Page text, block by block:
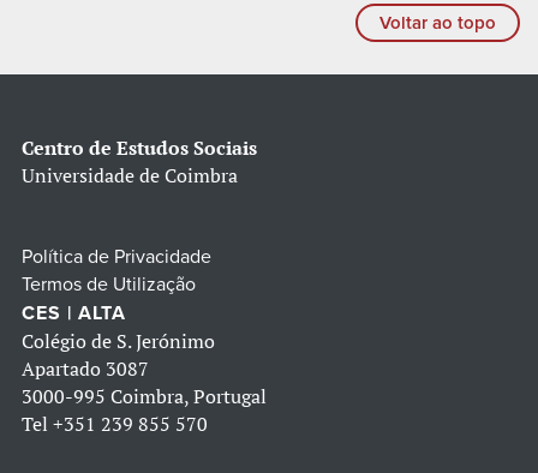
Voltar ao topo
Centro de Estudos Sociais
Universidade de Coimbra
Política de Privacidade
Termos de Utilização
CES | ALTA
Colégio de S. Jerónimo
Apartado 3087
3000-995 Coimbra, Portugal
Tel +351 239 855 570